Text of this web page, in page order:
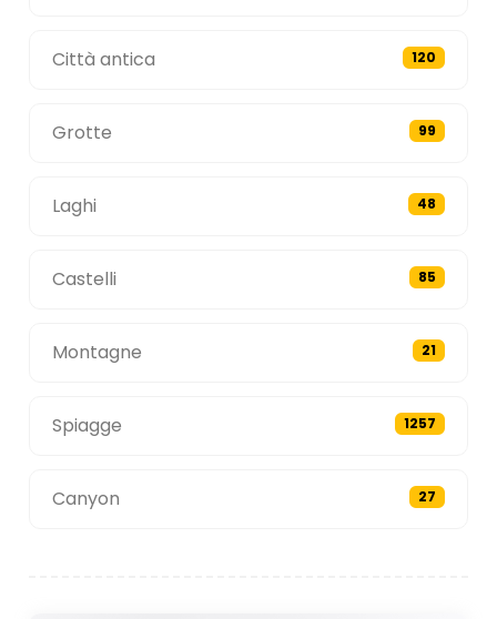
Città antica 120
Grotte 99
Laghi 48
Castelli 85
Montagne 21
Spiagge 1257
Canyon 27